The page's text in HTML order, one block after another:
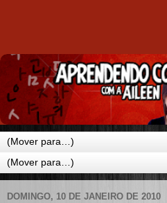
DOMINGO, 10 DE JANEIRO DE 2010